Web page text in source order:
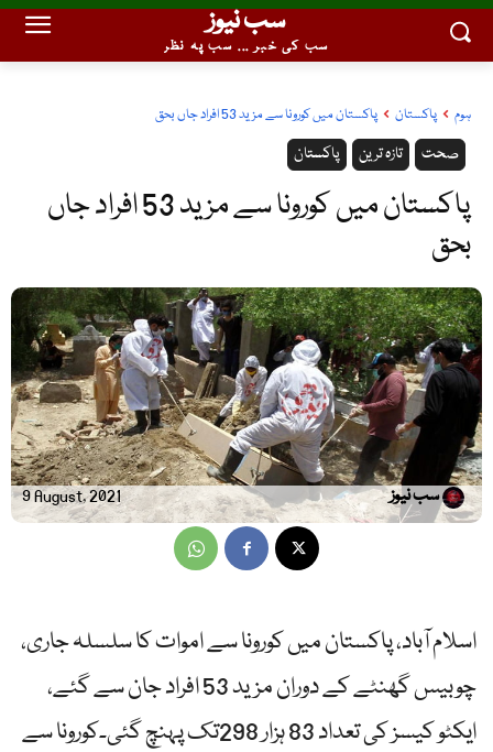
سب نیوز
سب کی خبر ... سب پہ نظر
ہوم پاکستان پاکستان میں کورونا سے مزید 53 افراد جاں بحق
پاکستان تازہ ترین صحت
پاکستان میں کورونا سے مزید 53 افراد جاں
بحق
9 August, 2021 سب نیوز
اسلام آباد، پاکستان میں کورونا سے اموات کا سلسلہ جاری،
چوبیس گھنٹے کے دوران مزید 53 افراد جان سے گئے،
ایکٹو کیسز کی تعداد 83 ہزار 298تک پہنچ گئی۔کورونا سے